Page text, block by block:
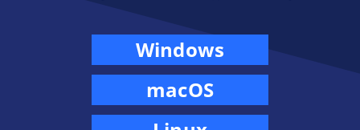
Windows
macOS